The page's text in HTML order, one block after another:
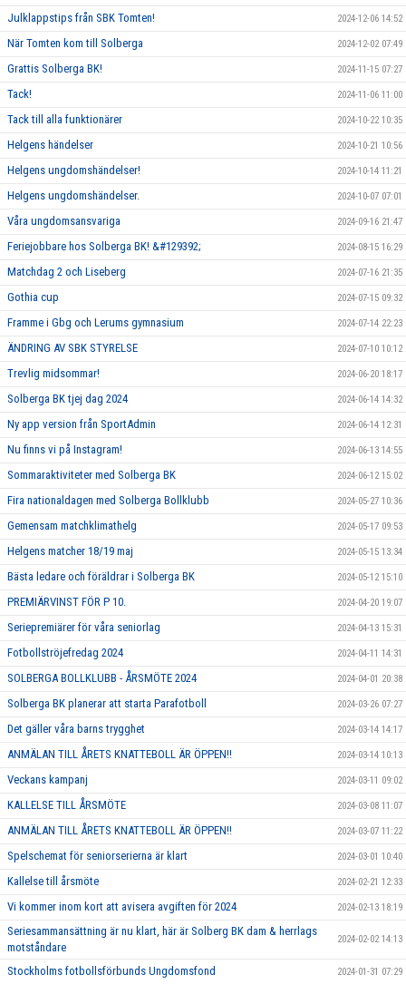
Julklappstips från SBK Tomten! 2024-12-06 14:52
När Tomten kom till Solberga 2024-12-02 07:49
Grattis Solberga BK! 2024-11-15 07:27
Tack! 2024-11-06 11:00
Tack till alla funktionärer 2024-10-22 10:35
Helgens händelser 2024-10-21 10:56
Helgens ungdomshändelser! 2024-10-14 11:21
Helgens ungdomshändelser. 2024-10-07 07:01
Våra ungdomsansvariga 2024-09-16 21:47
Feriejobbare hos Solberga BK! &#129392; 2024-08-15 16:29
Matchdag 2 och Liseberg 2024-07-16 21:35
Gothia cup 2024-07-15 09:32
Framme i Gbg och Lerums gymnasium 2024-07-14 22:23
ÄNDRING AV SBK STYRELSE 2024-07-10 10:12
Trevlig midsommar! 2024-06-20 18:17
Solberga BK tjej dag 2024 2024-06-14 14:32
Ny app version från SportAdmin 2024-06-14 12:31
Nu finns vi på Instagram! 2024-06-13 14:55
Sommaraktiviteter med Solberga BK 2024-06-12 15:02
Fira nationaldagen med Solberga Bollklubb 2024-05-27 10:36
Gemensam matchklimathelg 2024-05-17 09:53
Helgens matcher 18/19 maj 2024-05-15 13:34
Bästa ledare och föräldrar i Solberga BK 2024-05-12 15:10
PREMIÄRVINST FÖR P 10. 2024-04-20 19:07
Seriepremiärer för våra seniorlag 2024-04-13 15:31
Fotbollströjefredag 2024 2024-04-11 14:31
SOLBERGA BOLLKLUBB - ÅRSMÖTE 2024 2024-04-01 20:38
Solberga BK planerar att starta Parafotboll 2024-03-26 07:27
Det gäller våra barns trygghet 2024-03-14 14:17
ANMÄLAN TILL ÅRETS KNATTEBOLL ÄR ÖPPEN!! 2024-03-14 10:13
Veckans kampanj 2024-03-11 09:02
KALLELSE TILL ÅRSMÖTE 2024-03-08 11:07
ANMÄLAN TILL ÅRETS KNATTEBOLL ÄR ÖPPEN!! 2024-03-07 11:22
Spelschemat för seniorserierna är klart 2024-03-01 10:40
Kallelse till årsmöte 2024-02-21 12:33
Vi kommer inom kort att avisera avgiften för 2024 2024-02-13 18:19
Seriesammansättning är nu klart, här är Solberg BK dam & herrlags
motståndare
2024-02-02 14:13
Stockholms fotbollsförbunds Ungdomsfond 2024-01-31 07:29